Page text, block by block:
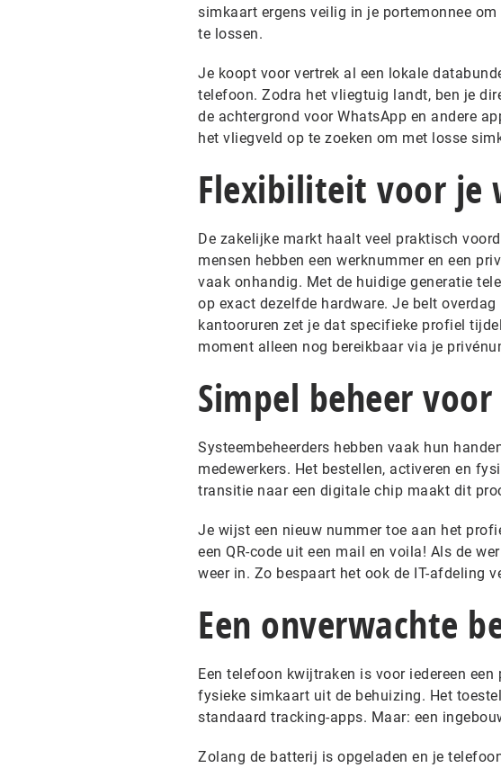
simkaart ergens veilig in je portemonnee
te lossen.
Je koopt voor vertrek al een lokale
telefoon. Zodra het vliegtuig landt, ben je
de achtergrond voor WhatsApp en andere
het vliegveld op te zoeken om met losse
Flexibiliteit voor je
De zakelijke markt haalt veel praktisch
mensen hebben een werknummer en een
vaak onhandig. Met de huidige generatie
op exact dezelfde hardware. Je belt
kantooruren zet je dat specifieke profiel
moment alleen nog bereikbaar via je
Simpel beheer
Systeembeheerders hebben vaak hun
medewerkers. Het bestellen, activeren en
transitie naar een digitale chip maakt dit
Je wijst een nieuw nummer toe aan het
een QR-code uit een mail en voila! Als de
weer in. Zo bespaart het ook de IT-afdeling
Een onverwachte
Een telefoon kwijtraken is voor iedereen
fysieke simkaart uit de behuizing. Het
standaard tracking-apps. Maar: een
Zolang de batterij is opgeladen en je